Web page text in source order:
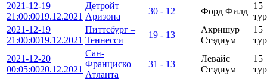
2021-12-19
21:00:0019.12.2021
Детройт –
Аризона
30 - 12 Форд Филд
15
тур
2021-12-19
21:00:0019.12.2021
Питтсбург –
Теннесси
19 - 13
Акришур
Стэдиум
15
тур
2021-12-20
00:05:0020.12.2021
Сан-
Франциско –
Атланта
31 - 13
Левайс
Стэдиум
15
тур